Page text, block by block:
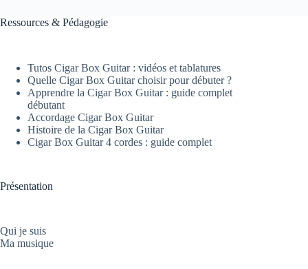
Ressources & Pédagogie
Tutos Cigar Box Guitar : vidéos et tablatures
Quelle Cigar Box Guitar choisir pour débuter ?
Apprendre la Cigar Box Guitar : guide complet
débutant
Accordage Cigar Box Guitar
Histoire de la Cigar Box Guitar
Cigar Box Guitar 4 cordes : guide complet
Présentation
Qui je suis
Ma musique